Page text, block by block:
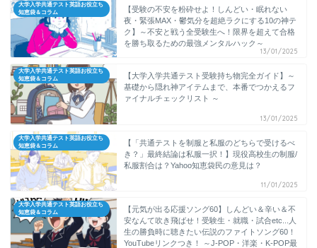
大学入学共通テスト英語お役立ち
知恵袋＆コラム
【受験の不安を粉砕せよ！しんどい・眠れない
夜・緊張MAX・鬱気分を超絶ラクにする10の神テ
ク】～不安と戦う全受験生へ！限界を超えて合格
を勝ち取るための最強メンタルハック～
13/01/2025
大学入学共通テスト英語お役立ち
知恵袋＆コラム
【大学入学共通テスト受験持ち物完全ガイド】～
基礎から隠れ神アイテムまで、本番でつかえるフ
ァイナルチェックリスト ～
13/01/2025
大学入学共通テスト英語お役立ち
知恵袋＆コラム
【「共通テストを制服と私服のどちらで受けるべ
き？」最終結論は私服一択！】現役高校生の制服/
私服割合は？Yahoo知恵袋民の意見は？
11/01/2025
大学入学共通テスト英語お役立ち
知恵袋＆コラム
【元気が出る応援ソング60】しんどい＆辛い＆不
安なんて吹き飛ばせ！受験生・就職・試合etc...人
生の勝負時に聴きたい伝説のファイトソング60！
YouTubeリンクつき！ ～J-POP・洋楽・K-POP最